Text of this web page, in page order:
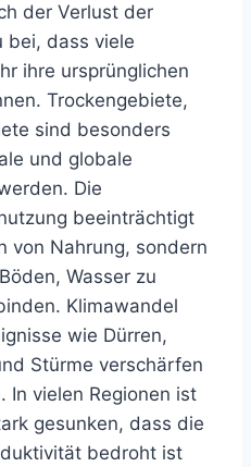
der Verlust der
bei, dass viele
ihre ursprünglichen
Trockengebiete,
sind besonders
und globale
Die
beeinträchtigt
von Nahrung, sondern
Wasser zu
Klimawandel
wie Dürren,
Stürme verschärfen
In vielen Regionen ist
gesunken, dass die
bedroht ist